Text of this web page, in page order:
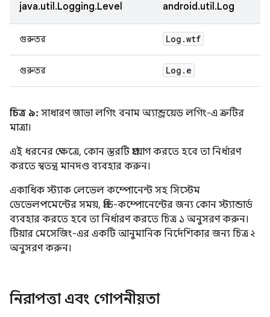
java.util.Logging.Level android.util.Log
গুরুতর Log .wtf
গুরুতর Log . e
চিত্র ৯: সাধারণ জাভা লগিং বনাম অ্যান্ড্রয়েড লগিং-এ ত্রুটির
মাত্রা।
এই ধরনের ক্ষেত্রে, কোন স্তরটি প্রয়োগ করতে হবে তা নির্ধারণ
করতে স্বতন্ত্র মানদণ্ড ব্যবহার করুন।
একাধিক স্ট্যাক লেভেল কম্পোনেন্ট সহ সিস্টেম
ডেভেলপমেন্টের সময়, প্রতি-কম্পোনেন্টের জন্য কোন স্ট্যান্ডার্ড
ব্যবহার করতে হবে তা নির্ধারণ করতে চিত্র ১ অনুসরণ করুন।
টিয়ার মেসেজিং-এর একটি আনুমানিক নির্দেশিকার জন্য চিত্র ২
অনুসরণ করুন।
নিরাপত্তা এবং গোপনীয়তা